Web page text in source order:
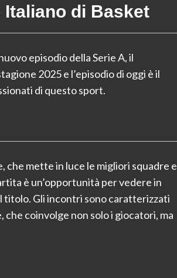
di Basket
episodio della Serie A, il
2025 e l’episodio di oggi è il
di questo sport.
che mette in luce le migliori squadre e
è un’opportunità per vedere in
titolo. Gli incontri sono caratterizzati
coinvolge non solo i giocatori, ma